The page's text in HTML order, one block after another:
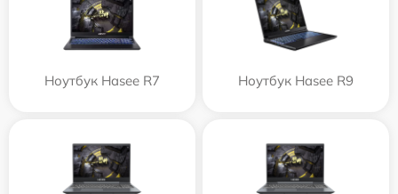
Ноутбук Hasee R7 Ноутбук Hasee R9